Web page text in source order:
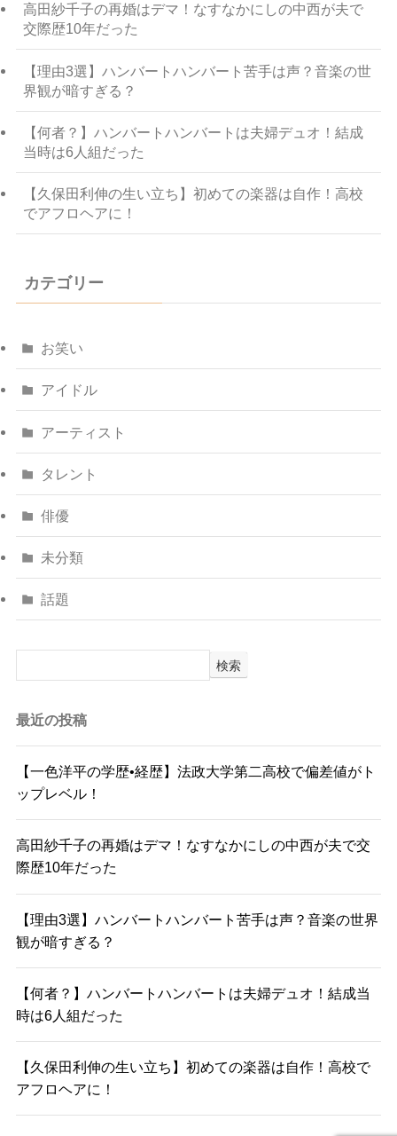
高田紗千子の再婚はデマ！なすなかにしの中西が夫で
交際歴10年だった
【理由3選】ハンバートハンバート苦手は声？音楽の世
界観が暗すぎる？
【何者？】ハンバートハンバートは夫婦デュオ！結成
当時は6人組だった
【久保田利伸の生い立ち】初めての楽器は自作！高校
でアフロヘアに！
カテゴリー
お笑い
アイドル
アーティスト
タレント
俳優
未分類
話題
検索
最近の投稿
【一色洋平の学歴•経歴】法政大学第二高校で偏差値がト
ップレベル！
高田紗千子の再婚はデマ！なすなかにしの中西が夫で交
際歴10年だった
【理由3選】ハンバートハンバート苦手は声？音楽の世界
観が暗すぎる？
【何者？】ハンバートハンバートは夫婦デュオ！結成当
時は6人組だった
【久保田利伸の生い立ち】初めての楽器は自作！高校で
アフロヘアに！